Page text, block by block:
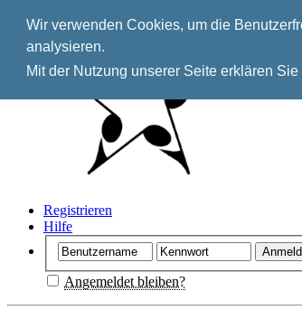
Wir verwenden Cookies, um die
analysieren.
Mit der Nutzung unserer Seite erklären
Registrieren
Hilfe
Angemeldet bleiben?